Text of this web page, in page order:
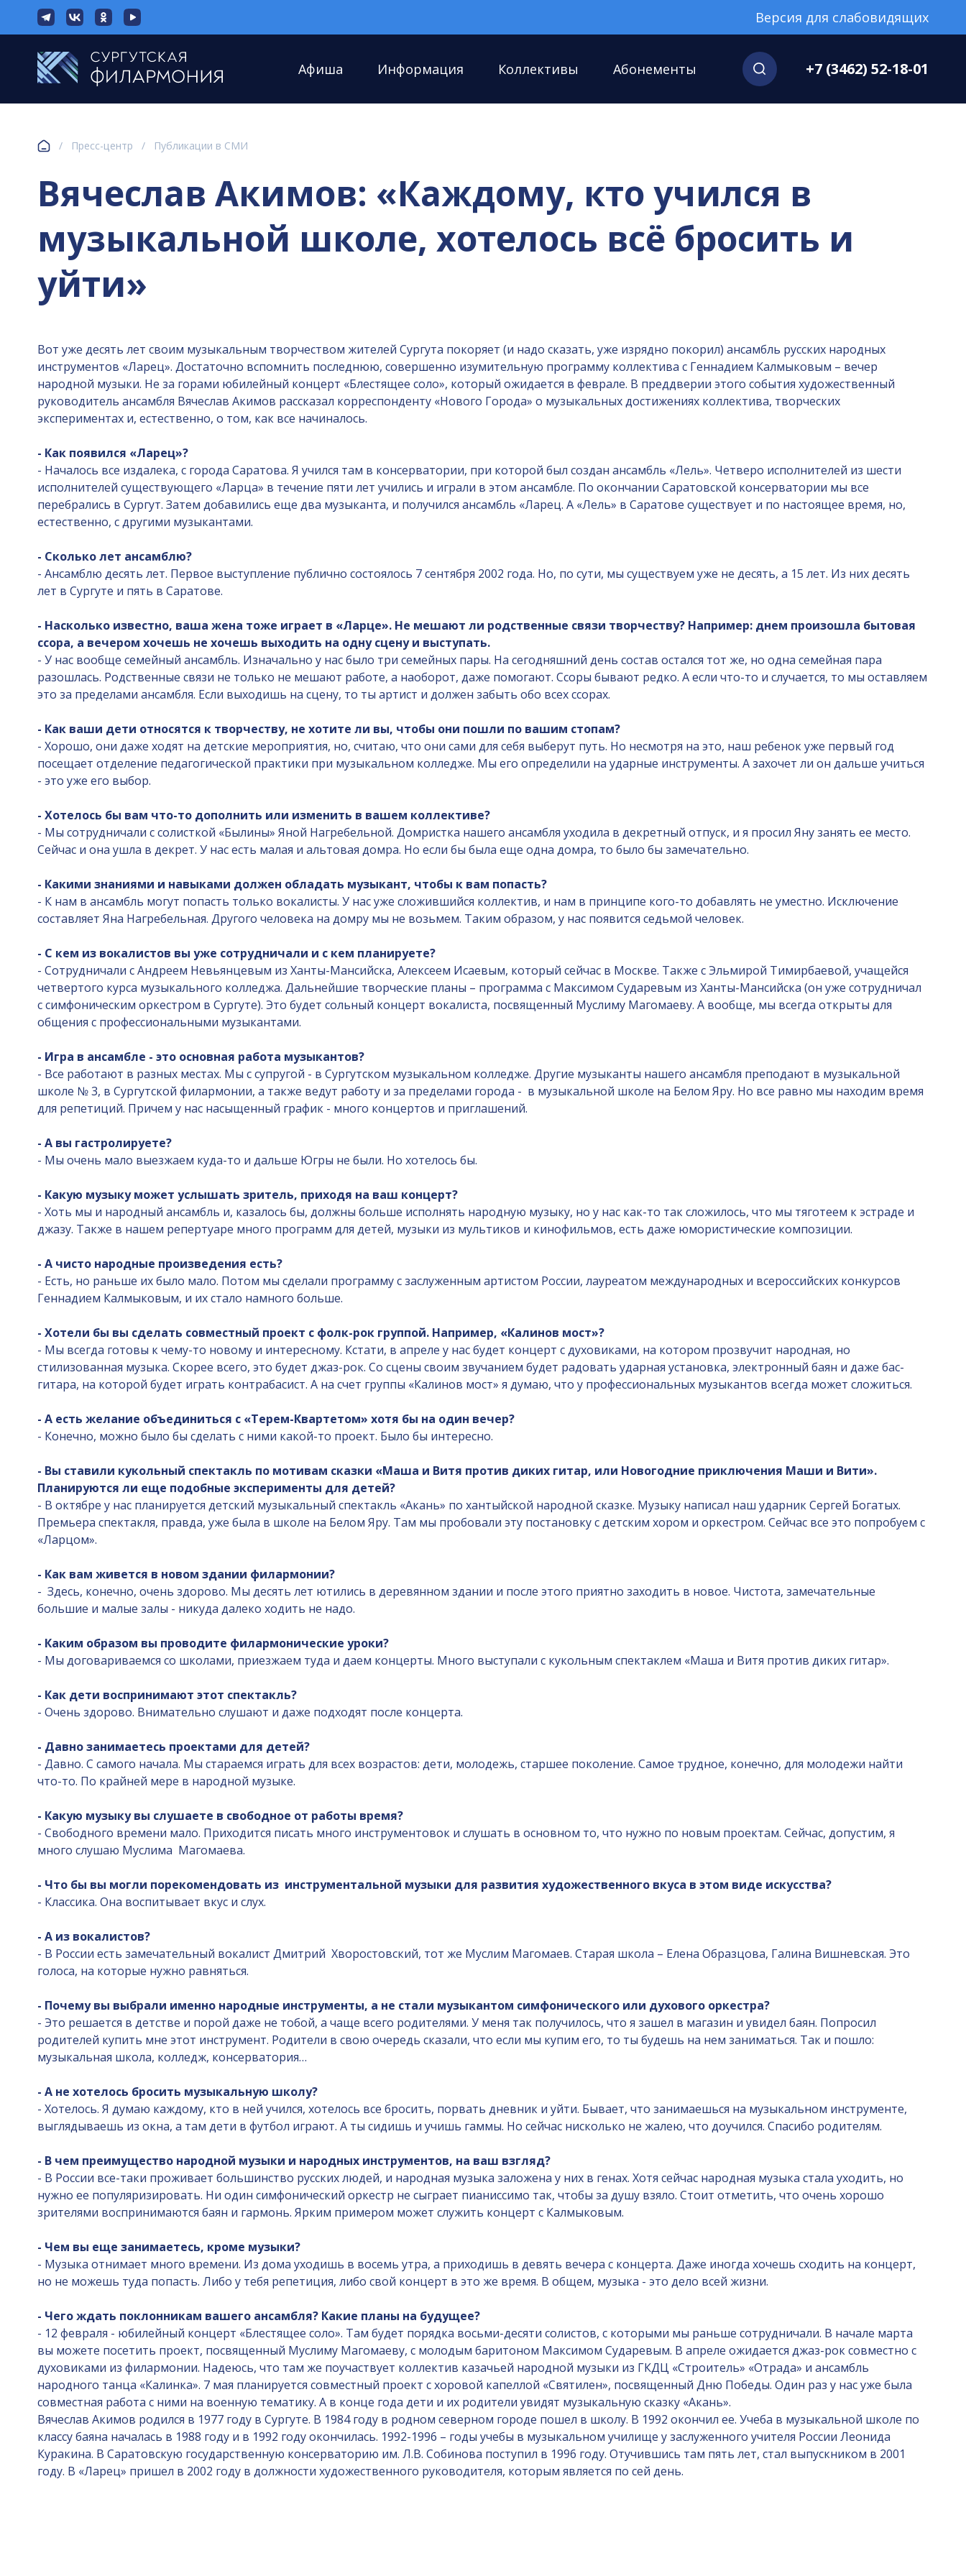
Версия для слабовидящих
Афиша Информация Коллективы Абонементы +7 (3462) 52-18-01
/ Пресс-центр / Публикации в СМИ
Вячеслав Акимов: «Каждому, кто учился в
музыкальной школе, хотелось всё бросить и
уйти»
Вот уже десять лет своим музыкальным творчеством жителей Сургута покоряет (и надо сказать, уже изрядно покорил) ансамбль русских народных
инструментов «Ларец». Достаточно вспомнить последнюю, совершенно изумительную программу коллектива с Геннадием Калмыковым – вечер
народной музыки. Не за горами юбилейный концерт «Блестящее соло», который ожидается в феврале. В преддверии этого события художественный
руководитель ансамбля Вячеслав Акимов рассказал корреспонденту «Нового Города» о музыкальных достижениях коллектива, творческих
экспериментах и, естественно, о том, как все начиналось.
- Как появился «Ларец»?
- Началось все издалека, с города Саратова. Я учился там в консерватории, при которой был создан ансамбль «Лель». Четверо исполнителей из шести
исполнителей существующего «Ларца» в течение пяти лет учились и играли в этом ансамбле. По окончании Саратовской консерватории мы все
перебрались в Сургут. Затем добавились еще два музыканта, и получился ансамбль «Ларец. А «Лель» в Саратове существует и по настоящее время, но,
естественно, с другими музыкантами.
- Сколько лет ансамблю?
- Ансамблю десять лет. Первое выступление публично состоялось 7 сентября 2002 года. Но, по сути, мы существуем уже не десять, а 15 лет. Из них десять
лет в Сургуте и пять в Саратове.
- Насколько известно, ваша жена тоже играет в «Ларце». Не мешают ли родственные связи творчеству? Например: днем произошла бытовая
ссора, а вечером хочешь не хочешь выходить на одну сцену и выступать.
- У нас вообще семейный ансамбль. Изначально у нас было три семейных пары. На сегодняшний день состав остался тот же, но одна семейная пара
разошлась. Родственные связи не только не мешают работе, а наоборот, даже помогают. Ссоры бывают редко. А если что-то и случается, то мы оставляем
это за пределами ансамбля. Если выходишь на сцену, то ты артист и должен забыть обо всех ссорах.
- Как ваши дети относятся к творчеству, не хотите ли вы, чтобы они пошли по вашим стопам?
- Хорошо, они даже ходят на детские мероприятия, но, считаю, что они сами для себя выберут путь. Но несмотря на это, наш ребенок уже первый год
посещает отделение педагогической практики при музыкальном колледже. Мы его определили на ударные инструменты. А захочет ли он дальше учиться
- это уже его выбор.
- Хотелось бы вам что-то дополнить или изменить в вашем коллективе?
- Мы сотрудничали с солисткой «Былины» Яной Нагребельной. Домристка нашего ансамбля уходила в декретный отпуск, и я просил Яну занять ее место.
Сейчас и она ушла в декрет. У нас есть малая и альтовая домра. Но если бы была еще одна домра, то было бы замечательно.
- Какими знаниями и навыками должен обладать музыкант, чтобы к вам попасть?
- К нам в ансамбль могут попасть только вокалисты. У нас уже сложившийся коллектив, и нам в принципе кого-то добавлять не уместно. Исключение
составляет Яна Нагребельная. Другого человека на домру мы не возьмем. Таким образом, у нас появится седьмой человек.
- С кем из вокалистов вы уже сотрудничали и с кем планируете?
- Сотрудничали с Андреем Невьянцевым из Ханты-Мансийска, Алексеем Исаевым, который сейчас в Москве. Также с Эльмирой Тимирбаевой, учащейся
четвертого курса музыкального колледжа. Дальнейшие творческие планы – программа с Максимом Сударевым из Ханты-Мансийска (он уже сотрудничал
с симфоническим оркестром в Сургуте). Это будет сольный концерт вокалиста, посвященный Муслиму Магомаеву. А вообще, мы всегда открыты для
общения с профессиональными музыкантами.
- Игра в ансамбле - это основная работа музыкантов?
- Все работают в разных местах. Мы с супругой - в Сургутском музыкальном колледже. Другие музыканты нашего ансамбля преподают в музыкальной
школе № 3, в Сургутской филармонии, а также ведут работу и за пределами города - в музыкальной школе на Белом Яру. Но все равно мы находим время
для репетиций. Причем у нас насыщенный график - много концертов и приглашений.
- А вы гастролируете?
- Мы очень мало выезжаем куда-то и дальше Югры не были. Но хотелось бы.
- Какую музыку может услышать зритель, приходя на ваш концерт?
- Хоть мы и народный ансамбль и, казалось бы, должны больше исполнять народную музыку, но у нас как-то так сложилось, что мы тяготеем к эстраде и
джазу. Также в нашем репертуаре много программ для детей, музыки из мультиков и кинофильмов, есть даже юмористические композиции.
- А чисто народные произведения есть?
- Есть, но раньше их было мало. Потом мы сделали программу с заслуженным артистом России, лауреатом международных и всероссийских конкурсов
Геннадием Калмыковым, и их стало намного больше.
- Хотели бы вы сделать совместный проект с фолк-рок группой. Например, «Калинов мост»?
- Мы всегда готовы к чему-то новому и интересному. Кстати, в апреле у нас будет концерт с духовиками, на котором прозвучит народная, но
стилизованная музыка. Скорее всего, это будет джаз-рок. Со сцены своим звучанием будет радовать ударная установка, электронный баян и даже бас-
гитара, на которой будет играть контрабасист. А на счет группы «Калинов мост» я думаю, что у профессиональных музыкантов всегда может сложиться.
- А есть желание объединиться с «Терем-Квартетом» хотя бы на один вечер?
- Конечно, можно было бы сделать с ними какой-то проект. Было бы интересно.
- Вы ставили кукольный спектакль по мотивам сказки «Маша и Витя против диких гитар, или Новогодние приключения Маши и Вити».
Планируются ли еще подобные эксперименты для детей?
- В октябре у нас планируется детский музыкальный спектакль «Акань» по хантыйской народной сказке. Музыку написал наш ударник Сергей Богатых.
Премьера спектакля, правда, уже была в школе на Белом Яру. Там мы пробовали эту постановку с детским хором и оркестром. Сейчас все это попробуем с
«Ларцом».
- Как вам живется в новом здании филармонии?
- Здесь, конечно, очень здорово. Мы десять лет ютились в деревянном здании и после этого приятно заходить в новое. Чистота, замечательные
большие и малые залы - никуда далеко ходить не надо.
- Каким образом вы проводите филармонические уроки?
- Мы договариваемся со школами, приезжаем туда и даем концерты. Много выступали с кукольным спектаклем «Маша и Витя против диких гитар».
- Как дети воспринимают этот спектакль?
- Очень здорово. Внимательно слушают и даже подходят после концерта.
- Давно занимаетесь проектами для детей?
- Давно. С самого начала. Мы стараемся играть для всех возрастов: дети, молодежь, старшее поколение. Самое трудное, конечно, для молодежи найти
что-то. По крайней мере в народной музыке.
- Какую музыку вы слушаете в свободное от работы время?
- Свободного времени мало. Приходится писать много инструментовок и слушать в основном то, что нужно по новым проектам. Сейчас, допустим, я
много слушаю Муслима Магомаева.
- Что бы вы могли порекомендовать из инструментальной музыки для развития художественного вкуса в этом виде искусства?
- Классика. Она воспитывает вкус и слух.
- А из вокалистов?
- В России есть замечательный вокалист Дмитрий Хворостовский, тот же Муслим Магомаев. Старая школа – Елена Образцова, Галина Вишневская. Это
голоса, на которые нужно равняться.
- Почему вы выбрали именно народные инструменты, а не стали музыкантом симфонического или духового оркестра?
- Это решается в детстве и порой даже не тобой, а чаще всего родителями. У меня так получилось, что я зашел в магазин и увидел баян. Попросил
родителей купить мне этот инструмент. Родители в свою очередь сказали, что если мы купим его, то ты будешь на нем заниматься. Так и пошло:
музыкальная школа, колледж, консерватория…
- А не хотелось бросить музыкальную школу?
- Хотелось. Я думаю каждому, кто в ней учился, хотелось все бросить, порвать дневник и уйти. Бывает, что занимаешься на музыкальном инструменте,
выглядываешь из окна, а там дети в футбол играют. А ты сидишь и учишь гаммы. Но сейчас нисколько не жалею, что доучился. Спасибо родителям.
- В чем преимущество народной музыки и народных инструментов, на ваш взгляд?
- В России все-таки проживает большинство русских людей, и народная музыка заложена у них в генах. Хотя сейчас народная музыка стала уходить, но
нужно ее популяризировать. Ни один симфонический оркестр не сыграет пианиссимо так, чтобы за душу взяло. Стоит отметить, что очень хорошо
зрителями воспринимаются баян и гармонь. Ярким примером может служить концерт с Калмыковым.
- Чем вы еще занимаетесь, кроме музыки?
- Музыка отнимает много времени. Из дома уходишь в восемь утра, а приходишь в девять вечера с концерта. Даже иногда хочешь сходить на концерт,
но не можешь туда попасть. Либо у тебя репетиция, либо свой концерт в это же время. В общем, музыка - это дело всей жизни.
- Чего ждать поклонникам вашего ансамбля? Какие планы на будущее?
- 12 февраля - юбилейный концерт «Блестящее соло». Там будет порядка восьми-десяти солистов, с которыми мы раньше сотрудничали. В начале марта
вы можете посетить проект, посвященный Муслиму Магомаеву, с молодым баритоном Максимом Сударевым. В апреле ожидается джаз-рок совместно с
духовиками из филармонии. Надеюсь, что там же поучаствует коллектив казачьей народной музыки из ГКДЦ «Строитель» «Отрада» и ансамбль
народного танца «Калинка». 7 мая планируется совместный проект с хоровой капеллой «Святилен», посвященный Дню Победы. Один раз у нас уже была
совместная работа с ними на военную тематику. А в конце года дети и их родители увидят музыкальную сказку «Акань».
Вячеслав Акимов родился в 1977 году в Сургуте. В 1984 году в родном северном городе пошел в школу. В 1992 окончил ее. Учеба в музыкальной школе по
классу баяна началась в 1988 году и в 1992 году окончилась. 1992-1996 – годы учебы в музыкальном училище у заслуженного учителя России Леонида
Куракина. В Саратовскую государственную консерваторию им. Л.В. Собинова поступил в 1996 году. Отучившись там пять лет, стал выпускником в 2001
году. В «Ларец» пришел в 2002 году в должности художественного руководителя, которым является по сей день.